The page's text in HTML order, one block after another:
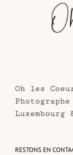
Oh les
Luxembourg
RESTONS EN